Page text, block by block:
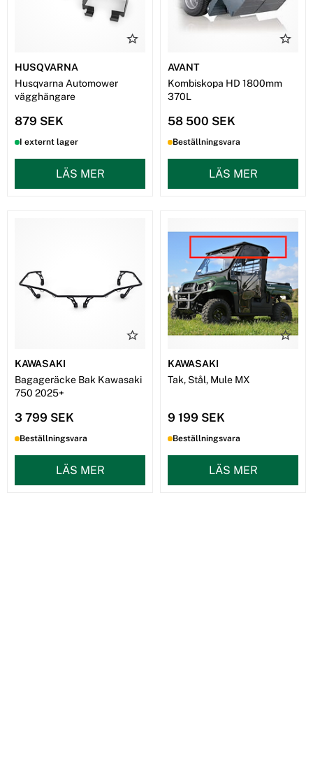
HUSQVARNA
Husqvarna Automower
vägghängare
879 SEK
I externt lager
LÄS MER
AVANT
Kombiskopa HD 1800mm
370L
58 500 SEK
Beställningsvara
LÄS MER
KAWASAKI
Bagageräcke Bak Kawasaki
750 2025+
3 799 SEK
Beställningsvara
LÄS MER
KAWASAKI
Tak, Stål, Mule MX
9 199 SEK
Beställningsvara
LÄS MER